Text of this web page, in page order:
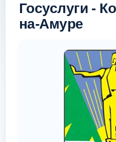
Госуслуги -
на-Амуре